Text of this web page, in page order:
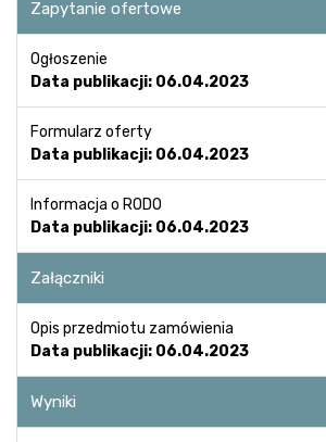
Zapytanie ofertowe
Ogłoszenie
Data publikacji: 06.04.2023
Formularz oferty
Data publikacji: 06.04.2023
Informacja o RODO
Data publikacji: 06.04.2023
Załączniki
Opis przedmiotu zamówienia
Data publikacji: 06.04.2023
Wyniki